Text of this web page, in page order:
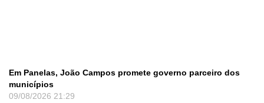
Em Panelas, João Campos promete governo parceiro dos
municípios
09/08/2026 21:29